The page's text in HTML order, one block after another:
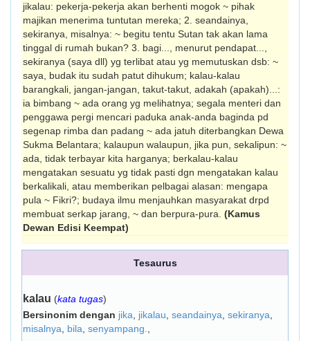
jikalau: pekerja-pekerja akan berhenti mogok ~ pihak
majikan menerima tuntutan mereka; 2. seandai­nya,
sekiranya, misalnya: ~ begitu tentu Sutan tak akan lama
tinggal di rumah bukan? 3. bagi..., menurut pendapat...,
sekira­nya (saya dll) yg terlibat atau yg memutuskan dsb: ~
saya, budak itu sudah patut dihukum; kalau-kalau
barangkali, jangan-jangan, takut-takut, adakah (apakah)...:
ia bimbang ~ ada orang yg melihatnya; segala menteri dan
penggawa pergi mencari paduka anak-anda baginda pd
segenap rimba dan padang ~ ada jatuh diterbangkan Dewa
Sukma Belantara; kalaupun walaupun, jika pun, sekalipun: ~
ada, tidak terbayar kita harganya; berkalau-kalau
mengatakan sesuatu yg tidak pasti dgn mengatakan kalau
berkali­kali, atau memberikan pelbagai alasan: mengapa
pula ~ Fikri?; budaya ilmu menjauhkan masyarakat drpd
membuat serkap jarang, ~ dan berpura-pura. (Kamus
Dewan Edisi Keempat)
Tesaurus
kalau (kata tugas)
Bersinonim dengan jika jikalau seandainya sekiranya
misalnya
bila senyampang.